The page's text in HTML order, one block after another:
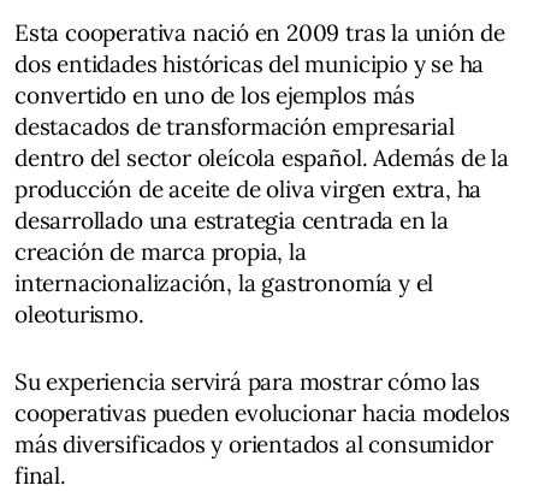
Esta cooperativa nació en 2009 tras la unión de
dos entidades históricas del municipio y se ha
convertido en uno de los ejemplos más
destacados de transformación empresarial
dentro del sector oleícola español. Además de la
producción de aceite de oliva virgen extra, ha
desarrollado una estrategia centrada en la
creación de marca propia, la
internacionalización, la gastronomía y el
oleoturismo.
Su experiencia servirá para mostrar cómo las
cooperativas pueden evolucionar hacia modelos
más diversificados y orientados al consumidor
final.